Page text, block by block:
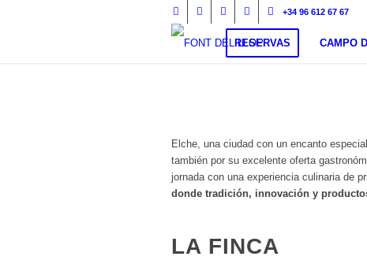
+34 96 612 67 67
RESERVAS CAMPO
Elche, una ciudad con un encanto
también por su excelente oferta
jornada con una experiencia culinaria de
donde tradición, innovación y
LA FINCA